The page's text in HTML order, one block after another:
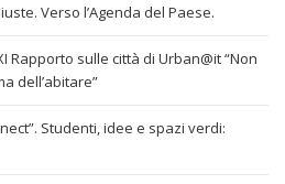
Verso l’Agenda del Paese.
Rapporto sulle città di Urban@it “Non
dell’abitare”
Studenti, idee e spazi verdi: